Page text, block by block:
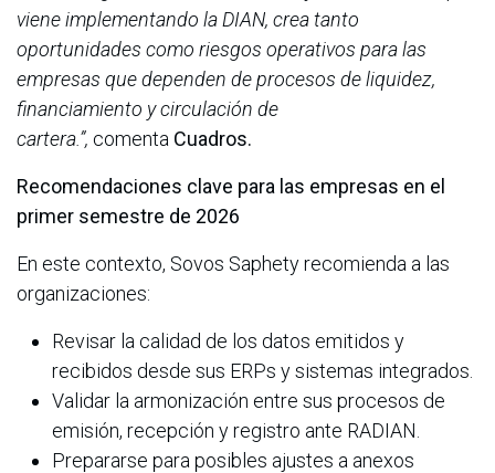
viene implementando la DIAN, crea tanto
oportunidades como riesgos operativos para las
empresas que dependen de procesos de liquidez,
financiamiento y circulación de
cartera.”, comenta Cuadros.
Recomendaciones clave para las empresas en el
primer semestre de 2026
En este contexto, Sovos Saphety recomienda a las
organizaciones:
Revisar la calidad de los datos emitidos y
recibidos desde sus ERPs y sistemas integrados.
Validar la armonización entre sus procesos de
emisión, recepción y registro ante RADIAN.
Prepararse para posibles ajustes a anexos